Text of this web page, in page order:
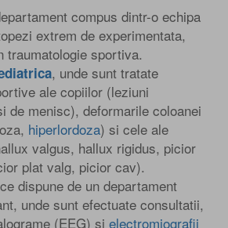
compus dintr-o echipa
extrem de experimentata,
traumatologie sportiva.
, unde sunt tratate
ale copiilor (leziuni
de menisc), deformarile coloanei
hiperlordoza) si cele ale
valgus, hallux rigidus, picior
plat valg, picior cav).
dispune de un departament
unde sunt efectuate consultatii,
(EEG) si electromiografii